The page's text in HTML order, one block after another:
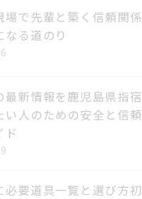
場で先輩と築く信頼関係
なる道のり
最新情報を鹿児島県指宿
い人のための安全と信頼
ド
必要道具一覧と選び方初